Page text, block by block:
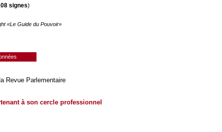
signes)
«Le Guide du Pouvoir»
Revue Parlementaire
à son cercle professionnel